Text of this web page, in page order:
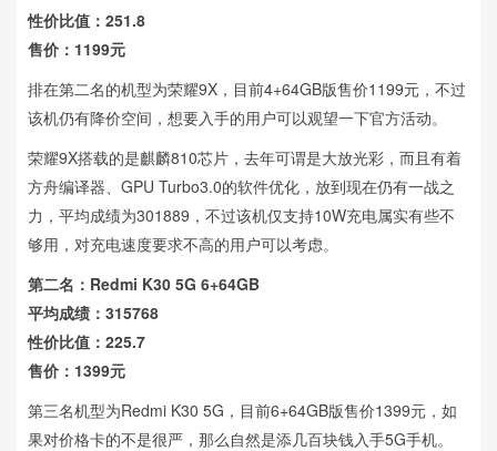
性价比值：251.8
售价：1199元
排在第二名的机型为荣耀9X，目前4+64GB版售价1199元，不过
该机仍有降价空间，想要入手的用户可以观望一下官方活动。
荣耀9X搭载的是麒麟810芯片，去年可谓是大放光彩，而且有着
方舟编译器、GPU Turbo3.0的软件优化，放到现在仍有一战之
力，平均成绩为301889，不过该机仅支持10W充电属实有些不
够用，对充电速度要求不高的用户可以考虑。
第二名：Redmi K30 5G 6+64GB
平均成绩：315768
性价比值：225.7
售价：1399元
第三名机型为Redmi K30 5G，目前6+64GB版售价1399元，如
果对价格卡的不是很严，那么自然是添几百块钱入手5G手机。